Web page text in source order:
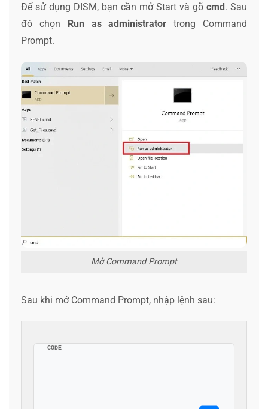
Để sử dụng DISM, bạn cần mở Start và gõ cmd. Sau
đó chọn Run as administrator trong Command
Prompt.
Mở Command Prompt
Sau khi mở Command Prompt, nhập lệnh sau:
CODE